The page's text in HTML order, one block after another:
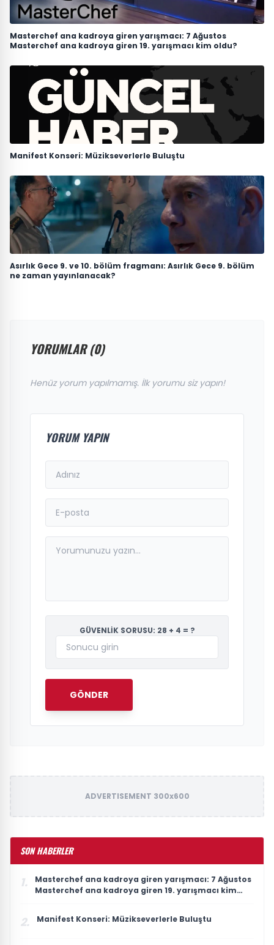
Masterchef ana kadroya giren yarışmacı: 7 Ağustos
Masterchef ana kadroya giren 19. yarışmacı kim oldu?
Manifest Konseri: Müzikseverlerle Buluştu
Asırlık Gece 9. ve 10. bölüm fragmanı: Asırlık Gece 9. bölüm
ne zaman yayınlanacak?
YORUMLAR (0)
Henüz yorum yapılmamış. İlk yorumu siz yapın!
YORUM YAPIN
GÜVENLİK SORUSU: 28 + 4 = ?
GÖNDER
ADVERTISEMENT 300x600
SON HABERLER
1.
Masterchef ana kadroya giren yarışmacı: 7 Ağustos
Masterchef ana kadroya giren 19. yarışmacı kim
2. Manifest Konseri: Müzikseverlerle Buluştu